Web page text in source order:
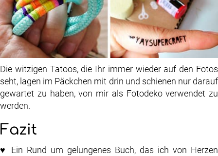
Die witzigen Tatoos, die Ihr immer wieder auf den Fotos
seht, lagen im Päckchen mit drin und schienen nur darauf
gewartet zu haben, von mir als Fotodeko verwendet zu
werden.
Fazit
♥ Ein Rund um gelungenes Buch, das ich von Herzen